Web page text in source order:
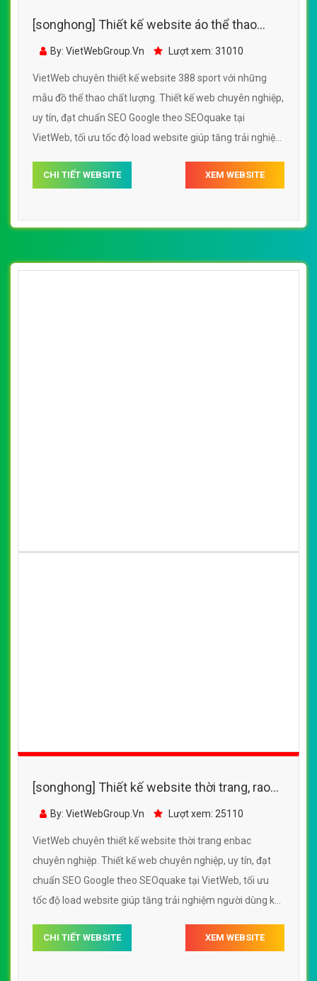
[songhong] Thiết kế website áo thể thao
nam, đồ thể thao nam 388 sport
By: VietWebGroup.Vn Lượt xem: 31010
VietWeb chuyên thiết kế website 388 sport với những
mẫu đồ thể thao chất lượng. Thiết kế web chuyên nghiệp,
uy tín, đạt chuẩn SEO Google theo SEOquake tại
VietWeb, tối ưu tốc độ load website giúp tăng trải nghiệm
CHI TIẾT WEBSITE XEM WEBSITE
[songhong] Thiết kế website thời trang, rao
vặt, mua bán enbac
By: VietWebGroup.Vn Lượt xem: 25110
VietWeb chuyên thiết kế website thời trang enbac
chuyên nghiệp. Thiết kế web chuyên nghiệp, uy tín, đạt
chuẩn SEO Google theo SEOquake tại VietWeb, tối ưu
tốc độ load website giúp tăng trải nghiệm người dùng khi
CHI TIẾT WEBSITE XEM WEBSITE